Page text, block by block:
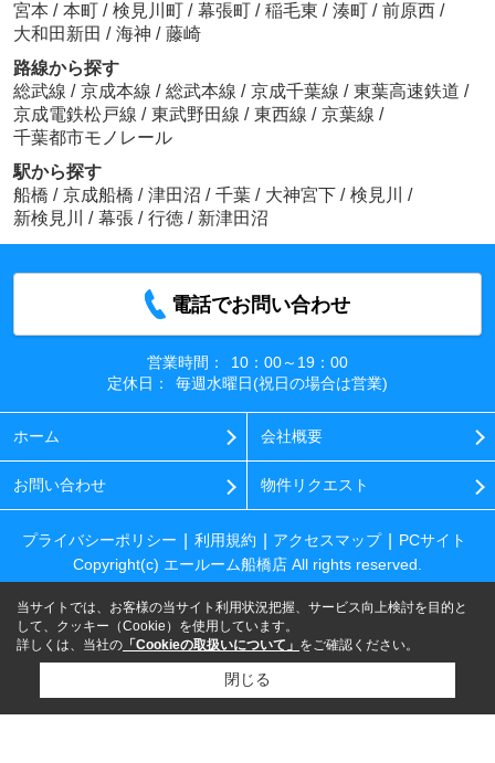
宮本 / 本町 / 検見川町 / 幕張町 / 稲毛東 / 湊町 / 前原西 /
大和田新田 / 海神 / 藤崎
路線から探す
総武線 / 京成本線 / 総武本線 / 京成千葉線 / 東葉高速鉄道 /
京成電鉄松戸線 / 東武野田線 / 東西線 / 京葉線 /
千葉都市モノレール
駅から探す
船橋 / 京成船橋 / 津田沼 / 千葉 / 大神宮下 / 検見川
/
新検見川
/ 幕張 / 行徳 / 新津田沼
電話でお問い合わせ
営業時間：
10：00～19：00
定休日：
毎週水曜日(祝日の場合は営業)
ホーム 会社概要
お問い合わせ 物件リクエスト
プライバシーポリシー 利用規約 アクセスマップ
PCサイト
Copyright(c) エールーム船橋店 All rights reserved.
当サイトでは、お客様の当サイト利用状況把握、サービス向上検討を目的と
して、クッキー（Cookie）を使用しています。
詳しくは、当社の 「Cookieの取扱いについて」 をご確認ください。
閉じる